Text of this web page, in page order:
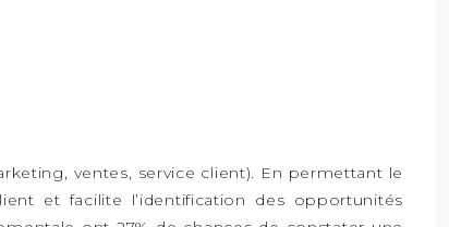
ventes, service client). En permettant le
et facilite l’identification des opportunités